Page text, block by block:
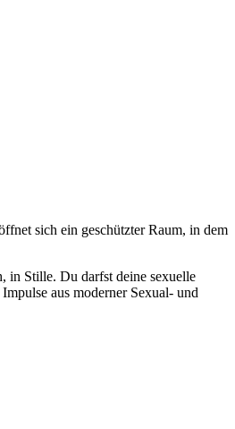
sich ein geschützter Raum, in dem
in Stille. Du darfst deine sexuelle
aus moderner Sexual- und